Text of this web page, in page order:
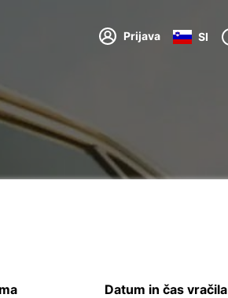
Prijava SI
Datum in čas vračila